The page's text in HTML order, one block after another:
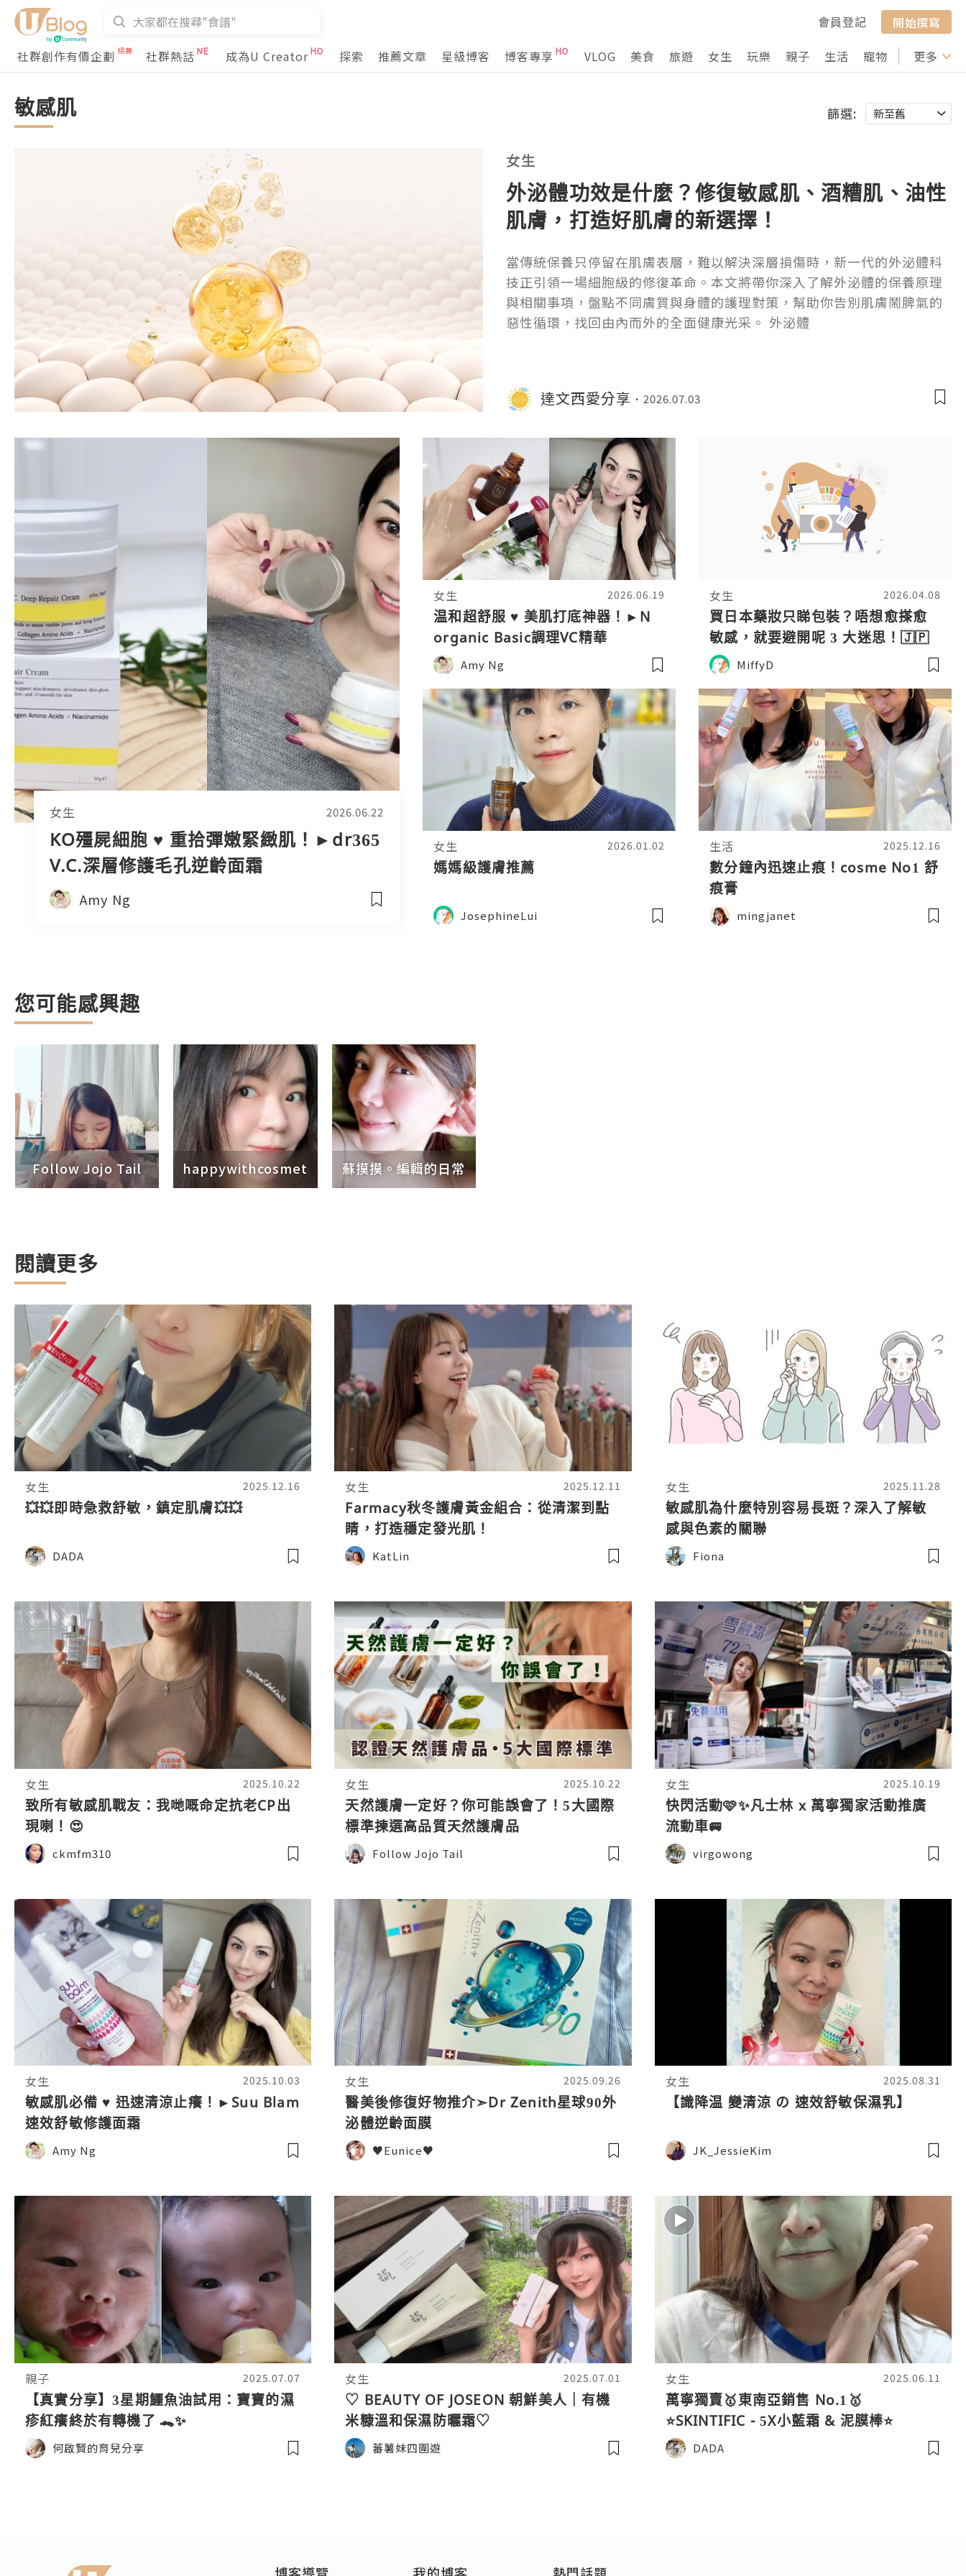
會員登記
開始撰寫
社群創作有價企劃
社群熱話 成為U Creator 探索 推薦文章 星級博客 博客專享 VLOG 美食 旅遊 女生 玩樂 親子 生活 寵物 行山 打卡
更多
敏感肌 篩選:
女生
外泌體功效是什麼？修復敏感肌、酒糟肌、油性
肌膚，打造好肌膚的新選擇！
當傳統保養只停留在肌膚表層，難以解決深層損傷時，新一代的外泌體科
技正引領一場細胞級的修復革命。本文將帶你深入了解外泌體的保養原理
與相關事項，盤點不同膚質與身體的護理對策，幫助你告別肌膚鬧脾氣的
惡性循環，找回由內而外的全面健康光采。 外泌體
達文西愛分享 2026.07.03
女生 2026.06.22
KO殭屍細胞 ♥ 重拾彈嫩緊緻肌！►dr365
V.C.深層修護毛孔逆齡面霜
Amy Ng
女生 2026.06.19
温和超舒服 ♥ 美肌打底神器！►N
organic Basic調理VC精華
Amy Ng
女生 2026.04.08
買日本藥妝只睇包裝？唔想愈搽愈
敏感，就要避開呢 3 大迷思！🇯🇵
✨
MiffyD
女生 2026.01.02
媽媽級護膚推薦
JosephineLui
生活 2025.12.16
數分鐘內迅速止痕！cosme No1 舒
痕膏
mingjanet
您可能感興趣
Follow Jojo Tail happywithcosmet 蘇摸摸。編輯的日常
閱讀更多
女生 2025.12.16
💥💥即時急救舒敏，鎮定肌膚💥💥
DADA
女生 2025.12.11
Farmacy秋冬護膚黃金組合：從清潔到點
睛，打造穩定發光肌！
KatLin
女生 2025.11.28
敏感肌為什麼特別容易長斑？深入了解敏
感與色素的關聯
Fiona
女生 2025.10.22
致所有敏感肌戰友：我哋嘅命定抗老CP出
現喇！😍
ckmfm310
女生 2025.10.22
天然護膚一定好？你可能誤會了！5大國際
標準揀選高品質天然護膚品
Follow Jojo Tail
女生 2025.10.19
快閃活動🩷✨凡士林 x 萬寧獨家活動推廣
流動車🚐
virgowong
女生 2025.10.03
敏感肌必備 ♥ 迅速清涼止癢！►Suu Blam
速效舒敏修護面霜
Amy Ng
女生 2025.09.26
醫美後修復好物推介➣Dr Zenith星球90外
泌體逆齡面膜
♥Eunice♥
女生 2025.08.31
【識降温 變清涼 の 速效舒敏保濕乳】
JK_JessieKim
親子 2025.07.07
【真實分享】3星期鱷魚油試用：寶寶的濕
疹紅癢終於有轉機了 🐊✨
何啟賢的育兒分享
女生 2025.07.01
♡ BEAUTY OF JOSEON 朝鮮美人｜有機
米糠溫和保濕防曬霜♡
蕃薯妹四圍遊
女生 2025.06.11
萬寧獨賣🥇東南亞銷售 No.1🥇
⭐SKINTIFIC - 5X小藍霜 & 泥膜棒⭐
DADA